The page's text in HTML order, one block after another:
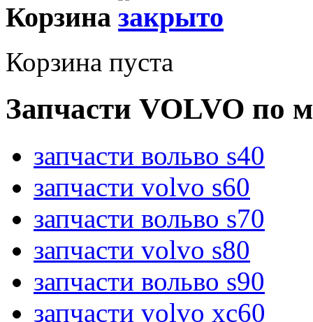
Корзина
Корзина пуста
Запчасти VOLVO по
запчасти вольво s40
запчасти volvo s60
запчасти вольво s70
запчасти volvo s80
запчасти вольво s90
запчасти volvo xc60